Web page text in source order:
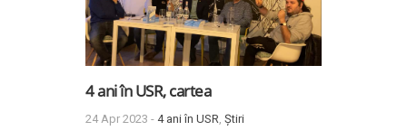
4 ani în USR, cartea
24 Apr 2023 - 4 ani în USR, Știri